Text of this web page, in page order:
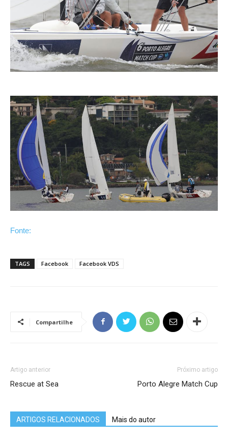
Fonte:
TAGS Facebook Facebook VDS
Compartilhe
Artigo anterior
Rescue at Sea
Próximo artigo
Porto Alegre Match Cup
ARTIGOS RELACIONADOS Mais do autor